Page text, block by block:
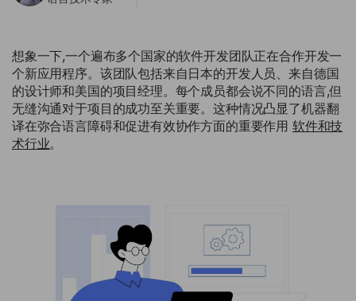
想象一下,一个遍布多个国家的软件开发团队正在合作开发一
个新应用程序。该团队包括来自日本的开发人员、来自德国
的设计师和美国的项目经理。每个成员都会说不同的语言,但
无缝沟通对于项目的成功至关重要。这种情况凸显了机器翻
译在弥合语言障碍和促进有效协作方面的重要作用 软件和技
术行业。